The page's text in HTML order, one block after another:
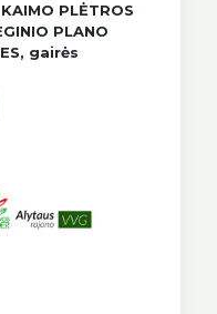
PLĖTROS
PLANO
gairės